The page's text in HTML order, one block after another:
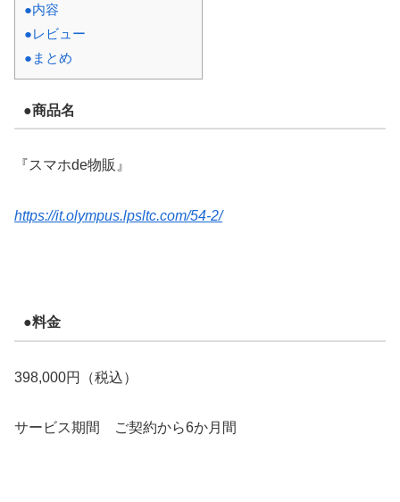
●内容
●レビュー
●まとめ
●商品名
『スマホde物販』
https://it.olympus.lpsltc.com/54-2/
●料金
398,000円（税込）
サービス期間 ご契約から6か月間